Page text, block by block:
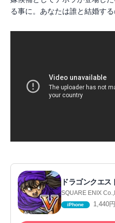
る事に。あなたは誰と結婚する
ドラゴンクエス
SQUARE ENIX
iPhone 1,440円